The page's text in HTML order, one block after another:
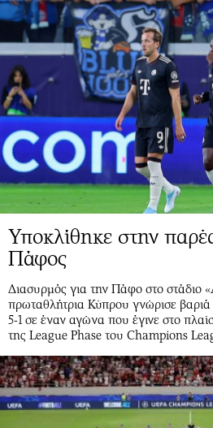
Υποκλίθηκε στην
Πάφος
Διασυρμός για την Πάφο στο στάδιο
πρωταθλήτρια Κύπρου γνώρισε
5-1 σε έναν αγώνα που έγινε στο
της League Phase του Champions